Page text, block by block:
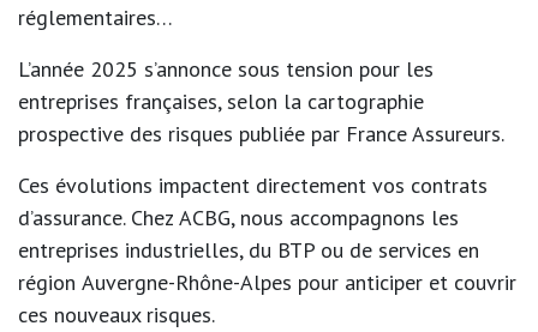
réglementaires…
L’année 2025 s’annonce sous tension pour les
entreprises françaises, selon la cartographie
prospective des risques publiée par France Assureurs.
Ces évolutions impactent directement vos contrats
d’assurance. Chez ACBG, nous accompagnons les
entreprises industrielles, du BTP ou de services en
région Auvergne-Rhône-Alpes pour anticiper et couvrir
ces nouveaux risques.